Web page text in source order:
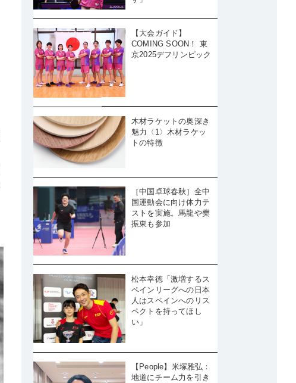
【大会ガイド】
COMING SOON！ 東
京2025デフリンピック
木材ラケットの奥深き
魅力〈1〉木材ラケッ
トの特徴
［中国卓球春秋］全中
国運動会に向け体力テ
ストを実施。馬龍や樊
振東も参加
松本幸徳「激増するス
ペインリーグへの日本
人はスペインへのリス
ペクトを持ってほし
い」
【People】米塚雅弘：
地道にチーム力を引き